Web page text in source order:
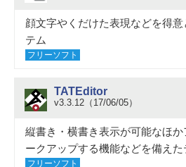
顔文字やくだけた表現などを得
テム
フリーソフト
TATEditor
v3.3.12（17/06/05）
縦書き・横書き表示が可能なほ
ークアップする機能などを備え
フリーソフト